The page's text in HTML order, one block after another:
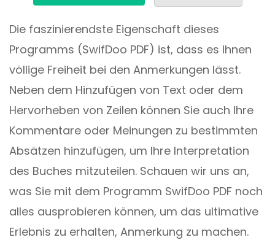
Die faszinierendste Eigenschaft dieses
Programms (SwifDoo PDF) ist, dass es Ihnen
völlige Freiheit bei den Anmerkungen lässt.
Neben dem Hinzufügen von Text oder dem
Hervorheben von Zeilen können Sie auch Ihre
Kommentare oder Meinungen zu bestimmten
Absätzen hinzufügen, um Ihre Interpretation
des Buches mitzuteilen. Schauen wir uns an,
was Sie mit dem Programm SwifDoo PDF noch
alles ausprobieren können, um das ultimative
Erlebnis zu erhalten, Anmerkung zu machen.